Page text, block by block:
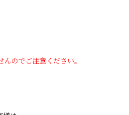
のでご注意ください。